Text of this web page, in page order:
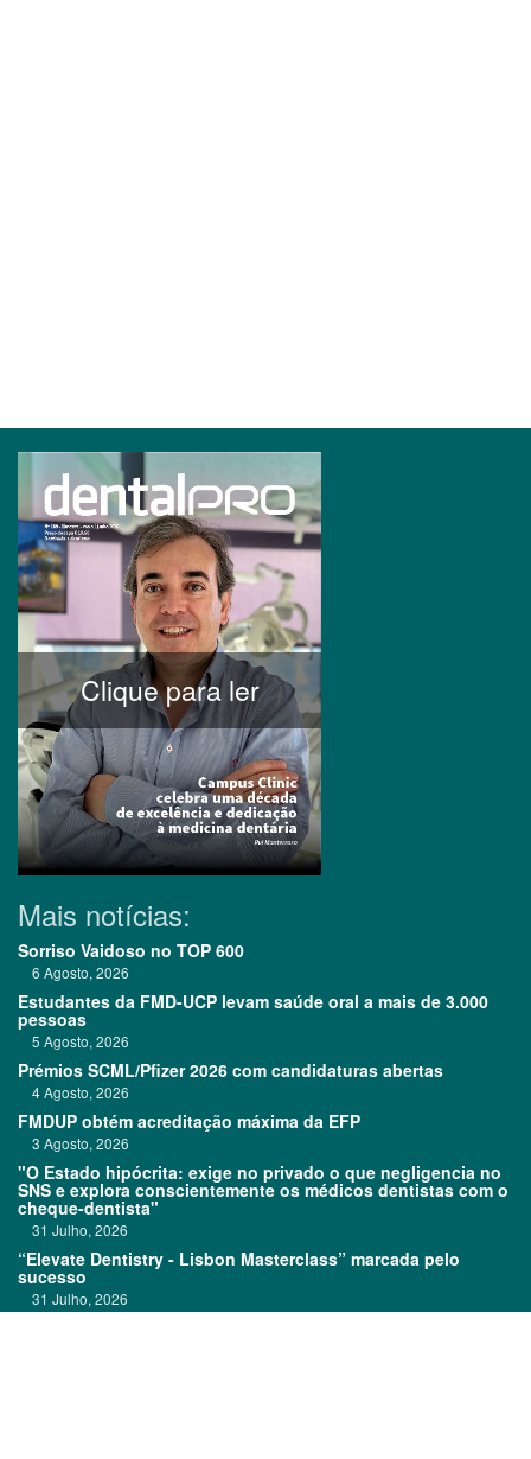
Clique para ler
Mais notícias:
Sorriso Vaidoso no TOP 600
6 Agosto, 2026
Estudantes da FMD-UCP levam saúde oral a mais de 3.000
pessoas
5 Agosto, 2026
Prémios SCML/Pfizer 2026 com candidaturas abertas
4 Agosto, 2026
FMDUP obtém acreditação máxima da EFP
3 Agosto, 2026
"O Estado hipócrita: exige no privado o que negligencia no
SNS e explora conscientemente os médicos dentistas com o
cheque-dentista"
31 Julho, 2026
“Elevate Dentistry - Lisbon Masterclass” marcada pelo
sucesso
31 Julho, 2026